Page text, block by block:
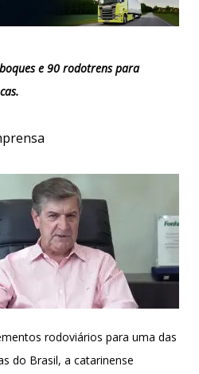
e 90 rodotrens para
rodoviários para uma das
do Brasil, a catarinense